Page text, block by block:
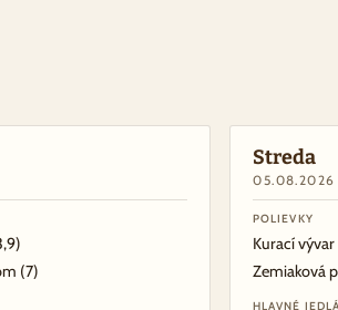
(7)
Streda
05.08.2026
POLIEVKY
Kurací
Zemiaková
HLAVNÉ